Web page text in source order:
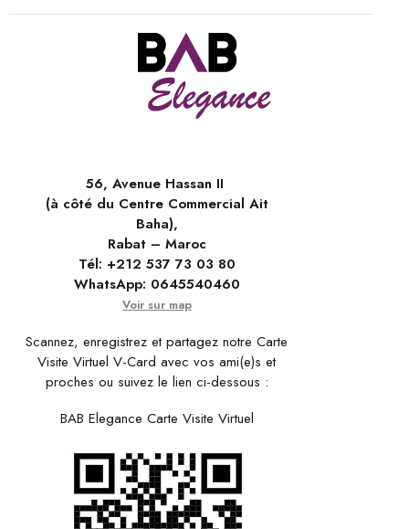
56, Avenue Hassan II
(à côté du Centre Commercial Ait
Baha),
Rabat – Maroc
Tél: +212 537 73 03 80
WhatsApp: 0645540460
Voir sur map
Scannez, enregistrez et partagez notre Carte
Visite Virtuel V-Card avec vos ami(e)s et
proches ou suivez le lien ci-dessous :
BAB Elegance Carte Visite Virtuel